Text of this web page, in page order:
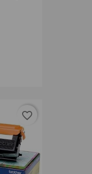
favorite_border